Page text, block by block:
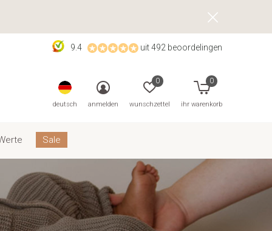
Sale
deutsch anmelden wunschzettel
0
ihr warenkorb
0
9.4 uit 492 beoordelingen